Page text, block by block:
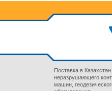
Поставка в
неразрушающего
машин,